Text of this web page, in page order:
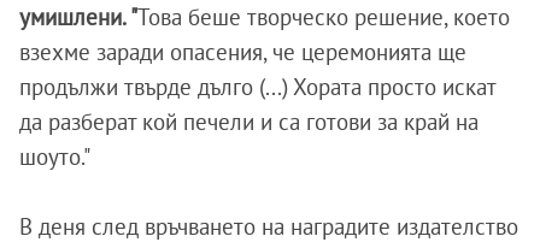
умишлени. "Това беше творческо решение, което
взехме заради опасения, че церемонията ще
продължи твърде дълго (...) Хората просто искат
да разберат кой печели и са готови за край на
шоуто."
В деня след връчването на наградите издателство